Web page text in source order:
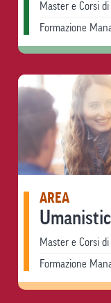
Master e Corsi
Formazione
AREA
Master e Corsi
Formazione